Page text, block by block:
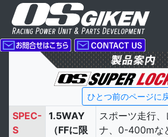
ひとつ前のページに
SPEC-
S
1.5WAY
（FFに限
スポーツ走行
ナ、0-400mな